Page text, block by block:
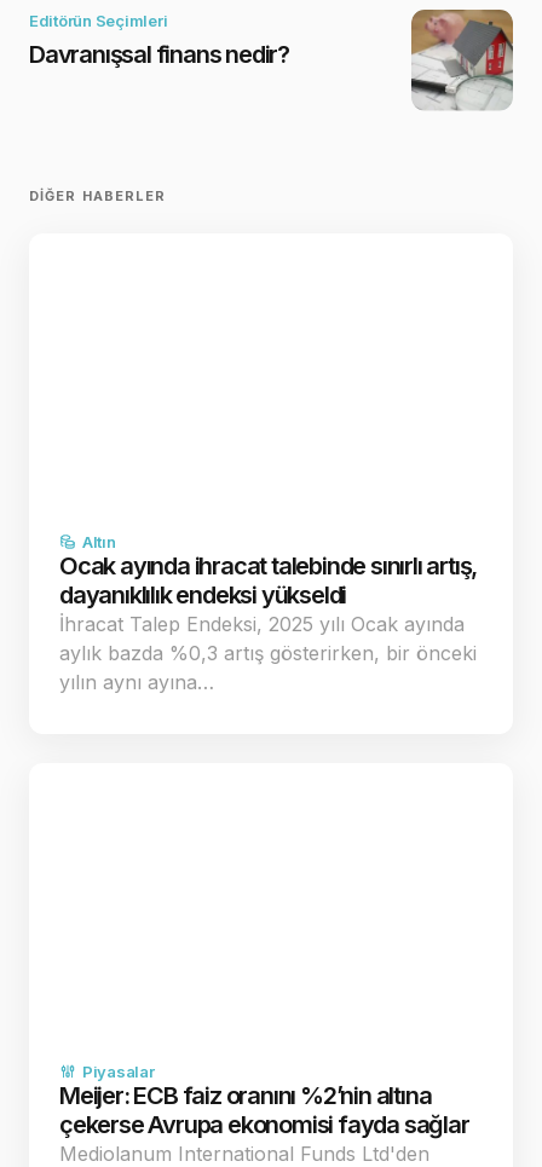
Editörün Seçimleri
Davranışsal finans nedir?
DIĞER HABERLER
Altın
Ocak ayında ihracat talebinde sınırlı artış,
dayanıklılık endeksi yükseldi
İhracat Talep Endeksi, 2025 yılı Ocak ayında
aylık bazda %0,3 artış gösterirken, bir önceki
yılın aynı ayına…
Piyasalar
Meijer: ECB faiz oranını %2’nin altına
çekerse Avrupa ekonomisi fayda sağlar
Mediolanum International Funds Ltd'den